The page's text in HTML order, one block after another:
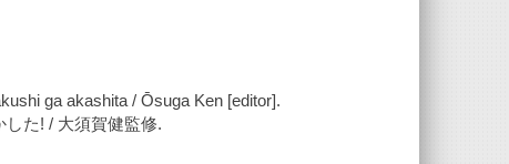
ga akashita / Ōsuga Ken [editor].
た! / 大須賀健監修.